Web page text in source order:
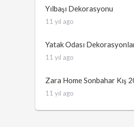
Yılbaşı Dekorasyonu
11 yıl ago
Yatak Odası
11 yıl ago
Zara Home Sonbahar Kış
11 yıl ago